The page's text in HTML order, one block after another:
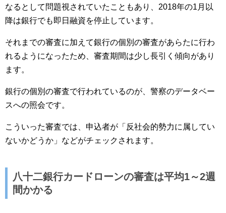
なるとして問題視されていたこともあり、2018年の1月以
降は銀行でも即日融資を停止しています。
それまでの審査に加えて銀行の個別の審査があらたに行わ
れるようになったため、審査期間は少し長引く傾向があり
ます。
銀行の個別の審査で行われているのが、警察のデータベー
スへの照会です。
こういった審査では、申込者が「反社会的勢力に属してい
ないかどうか」などがチェックされます。
八十二銀行カードローンの審査は平均1～2週
間かかる